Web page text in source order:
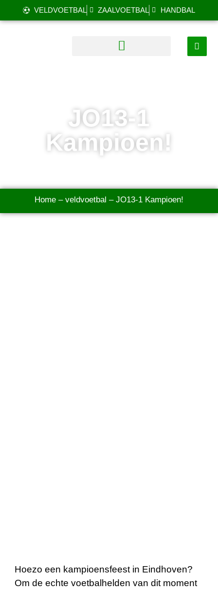
VELDVOETBAL ZAALVOETBAL HANDBAL
JO13-1
Kampioen!
Home – veldvoetbal – JO13-1 Kampioen!
Hoezo een kampioensfeest in Eindhoven?
Om de echte voetbalhelden van dit moment